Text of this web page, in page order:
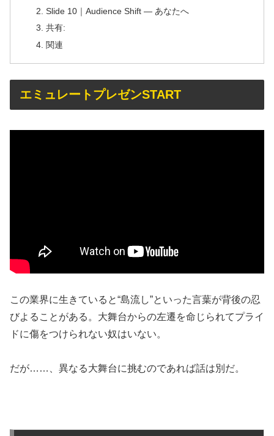
Slide 10｜Audience Shift — あなたへ
共有:
関連
エミュレートプレゼンSTART
この業界に生きていると“島流し”といった言葉が背後の忍
びよることがある。大舞台からの左遷を命じられてプライ
ドに傷をつけられない奴はいない。
だが……、異なる大舞台に挑むのであれば話は別だ。